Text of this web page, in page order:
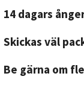
14 dagars
Skickas väl
Be gärna om